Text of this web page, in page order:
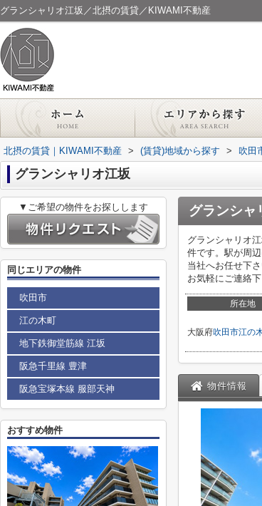
グランシャリオ江坂／北摂の賃貸／KIWAMI不動産
北摂の賃貸｜KIWAMI不動産 > (賃貸)地域から探す > 吹田
グランシャリオ江坂
グランシャ
グランシャリオ
件です。駅が周
当社へお任せ下
お気軽にご連絡下
所在地
大阪府吹田市江の
物件情報
▼ご希望の物件をお探しします
同じエリアの物件
吹田市
江の木町
地下鉄御堂筋線 江坂
阪急千里線 豊津
阪急宝塚本線 服部天神
おすすめ物件